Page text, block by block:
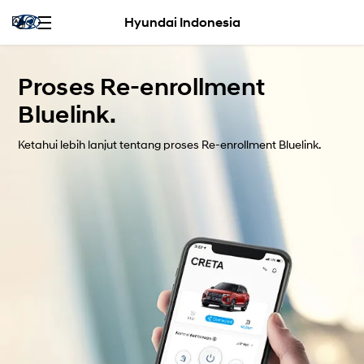
Hyundai Indonesia
Proses Re-enrollment
Bluelink.
Ketahui lebih lanjut tentang proses Re-enrollment Bluelink.